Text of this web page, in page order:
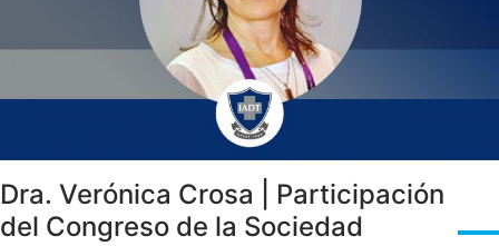
Dra. Verónica Crosa | Participación
del Congreso de la Sociedad